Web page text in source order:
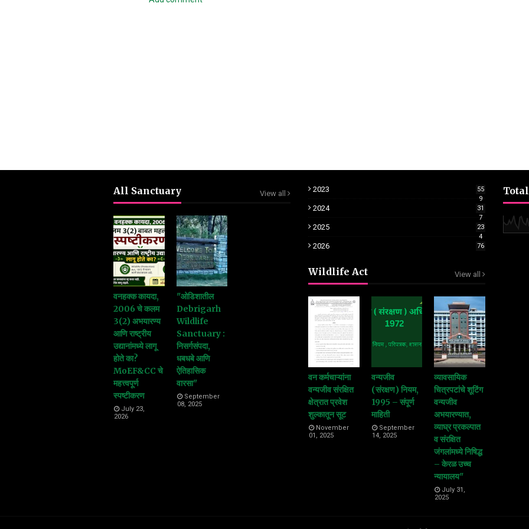
All Sanctuary View all
वनहक्क कायदा,
2006 चे कलम
3(2) अभयारण्य
आणि राष्ट्रीय
उद्यानांमध्ये लागू
होते का?
MoEF&CC चे
महत्त्वपूर्ण
स्पष्टीकरण
July 23,
2026
"ओडिशातील
Debrigarh
Wildlife
Sanctuary :
निसर्गसंपदा,
धबधबे आणि
ऐतिहासिक
वारसा"
September
08, 2025
2023
55
9
2024
31
7
2025
23
4
2026 76
Wildlife Act View all
वन कर्मचाऱ्यांना
वन्यजीव संरक्षित
क्षेत्रात प्रवेश
शुल्कातून सूट
November
01, 2025
वन्यजीव
(संरक्षण) नियम,
1995 – संपूर्ण
माहिती
September
14, 2025
व्यावसायिक
चित्रपटांचे शूटिंग
वन्यजीव
अभयारण्यात,
व्याघ्र प्रकल्पात
व संरक्षित
जंगलांमध्ये निषिद्ध
– केरळ उच्च
न्यायालय"
July 31,
2025